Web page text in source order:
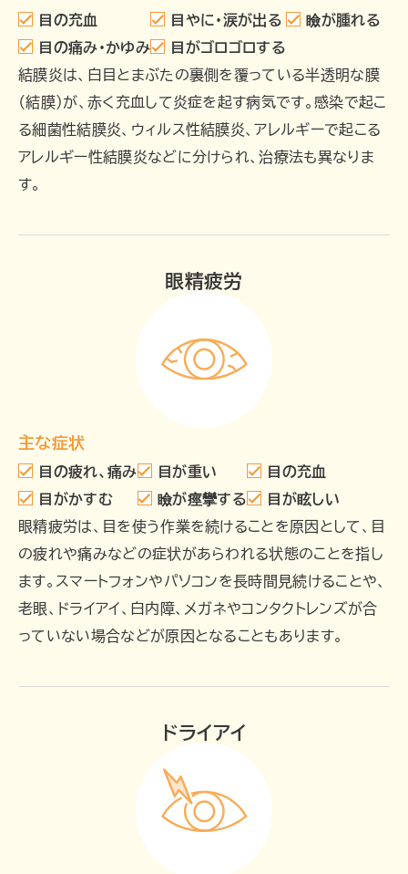
目の充血
目の痛み・かゆみ
目やに・涙が出る
目がゴロゴロする
瞼が腫れる
結膜炎は、白目とまぶたの裏側を覆っている半透明な膜
（結膜）が、赤く充血して炎症を起す病気です。感染で起こ
る細菌性結膜炎、ウィルス性結膜炎、アレルギーで起こる
アレルギー性結膜炎などに分けられ、治療法も異なりま
す。
眼精疲労
主な症状
目の疲れ、痛み
目がかすむ
目が重い
瞼が痙攣する
目の充血
目が眩しい
眼精疲労は、目を使う作業を続けることを原因として、目
の疲れや痛みなどの症状があらわれる状態のことを指し
ます。スマートフォンやパソコンを長時間見続けることや、
老眼、ドライアイ、白内障、メガネやコンタクトレンズが合
っていない場合などが原因となることもあります。
ドライアイ